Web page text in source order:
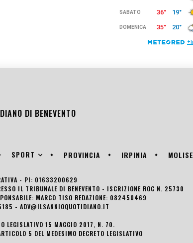
DI BENEVENTO
SPORT PROVINCIA IRPINIA MOLISE
- PI: 01633200629
IL TRIBUNALE DI BENEVENTO - ISCRIZIONE ROC N. 25730
MARCO TISO REDAZIONE: 082450469
- ADV@ILSANNIOQUOTIDIANO.IT
LEGISLATIVO 15 MAGGIO 2017, N. 70.
5 DEL MEDESIMO DECRETO LEGISLATIVO